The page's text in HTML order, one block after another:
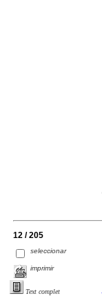
12 / 205
seleccionar
imprimir
Text complet